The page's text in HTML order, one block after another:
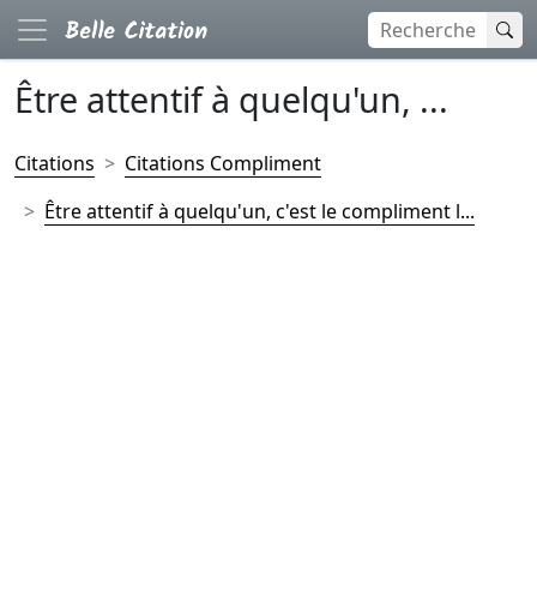
Être attentif à quelqu'un, ...
Citations
Citations Compliment
Être attentif à quelqu'un, c'est le compliment l...